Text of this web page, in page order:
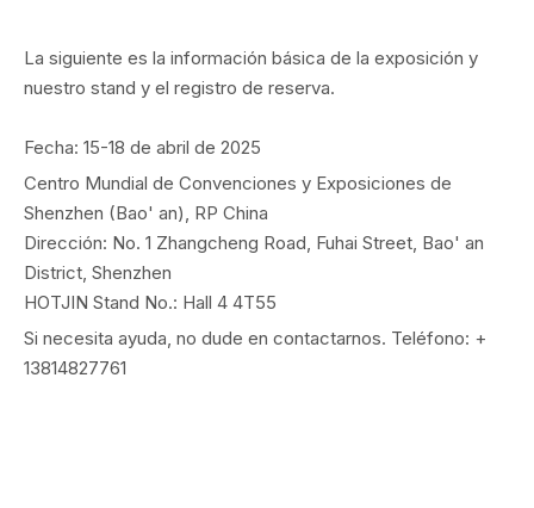
La siguiente es la información básica de la exposición y
nuestro stand y el registro de reserva.
Fecha: 15-18 de abril de 2025
Centro Mundial de Convenciones y Exposiciones de
Shenzhen (Bao' an), RP China
Dirección: No. 1 Zhangcheng Road, Fuhai Street, Bao' an
District, Shenzhen
HOTJIN Stand No.: Hall 4 4T55
Si necesita ayuda, no dude en contactarnos. Teléfono: +
13814827761